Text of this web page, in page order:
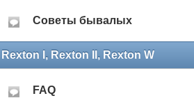
Советы бывалых
Rexton I, Rexton II, Rexton W
FAQ